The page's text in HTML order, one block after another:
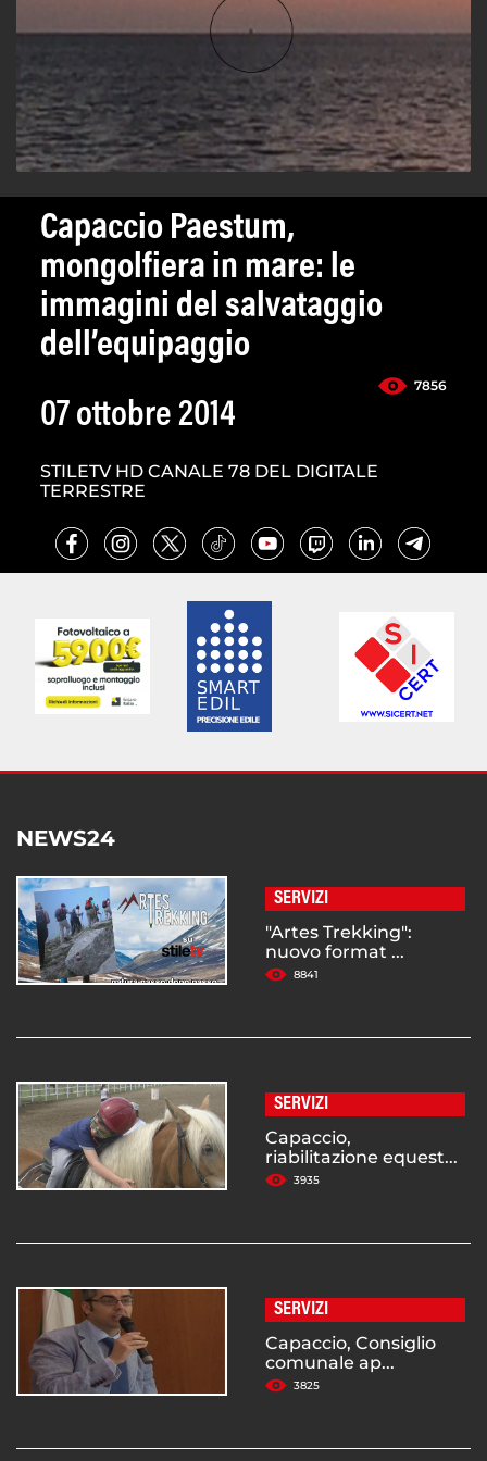
Capaccio Paestum,
mongolfiera in mare: le
immagini del salvataggio
dell’equipaggio
7856
07 ottobre 2014
STILETV HD CANALE 78 DEL DIGITALE
TERRESTRE
NEWS24
SERVIZI
"Artes Trekking":
nuovo format ...
8841
SERVIZI
Capaccio,
riabilitazione equest...
3935
SERVIZI
Capaccio, Consiglio
comunale ap...
3825